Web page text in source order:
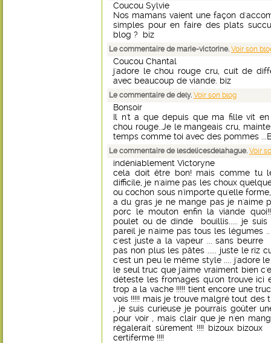
Coucou Sylvie
Nos mamans vaient une façon
simples pour en faire des plats
blog ? biz
Le commentaire de marie-victorine. Voir son
Coucou Chantal
j'adore le chou rouge cru, cuit de
avec beaucoup de viande. biz
Le commentaire de dely. Voir son blog
Bonsoir
Il n't a que depuis que ma fille vit
chou rouge..Je le mangeais cru,
temps comme toi avec des pommes
Le commentaire de lesdelicesdelahague. Voir
indéniablement Victoryne
cela doit être bon! mais comme tu
difficile, je n'aime pas les choux
ou cochon sous n'importe qu'elle
a du gras je ne mange pas je n'aime
porc le mouton enfin la viande
poulet ou de dinde bouillis..... je
pareil je n'aime pas tous les légumes
c'est juste a la vapeur ... sans beurre
pas non plus les pâtes ..... juste le riz
c'est un peu le même style .... j'adore
le seul truc que j'aime vraiment bien
déteste les fromages qu'on trouve ici
trop a la vache !!!!! tient encore une
vois !!!!! mais je trouve malgré tout des
, je suis curieuse je pourrais goûter
pour voir , mais clair que je n'en
régalerait sûrement !!!! bizoux
certiferme !!!!